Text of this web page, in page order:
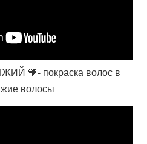
🧡- покраска волос в
волосы